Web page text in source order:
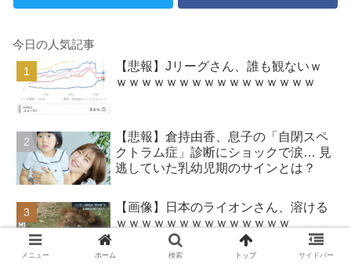
今日の人気記事
【悲報】Jリーグさん、誰も観ないｗ
ｗｗｗｗｗｗｗｗｗｗｗｗｗｗｗｗ
【悲報】倉持由香、息子の「自閉スペ
クトラム症」診断にショックで涙… 見
逃していた乳幼児期のサインとは？
【画像】日本のライオンさん、溶ける
ｗｗｗｗｗｗｗｗｗｗｗｗｗｗ
メニュー ホーム 検索 トップ サイドバー